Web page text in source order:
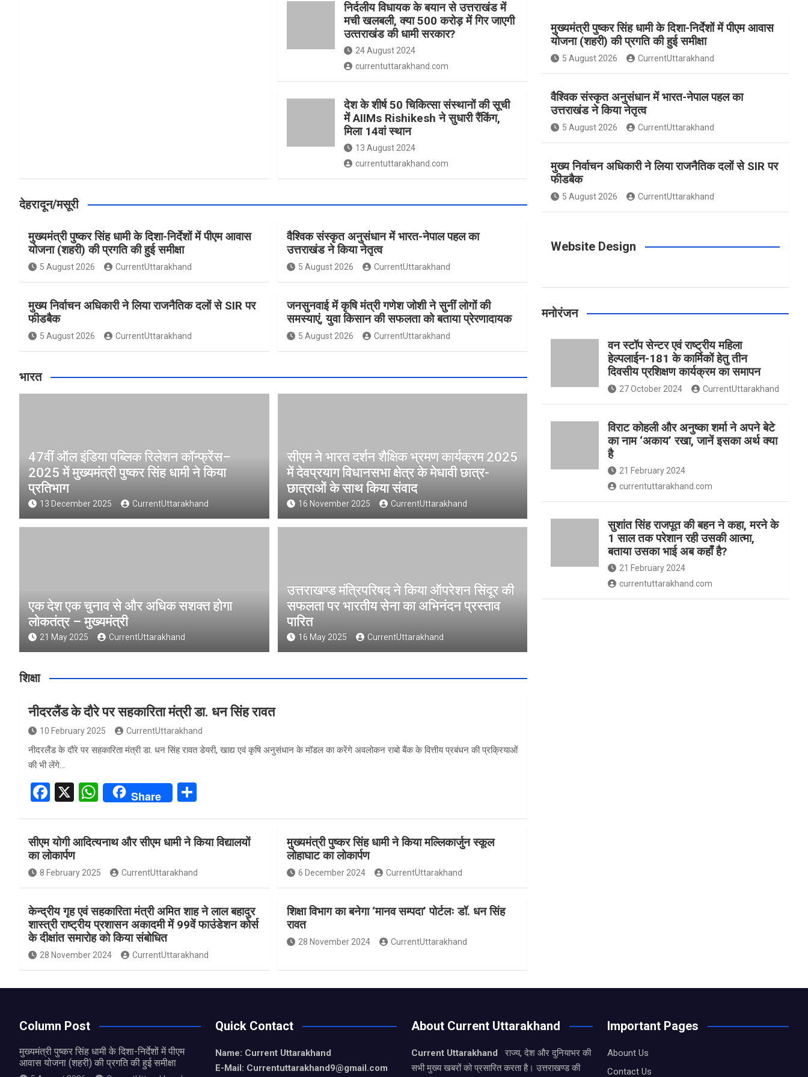
निर्दलीय विधायक के बयान से उत्तराखंड में
मची खलबली, क्‍या 500 करोड़ में गिर जाएगी
उत्‍तराखंड की धामी सरकार?
24 August 2024
currentuttarakhand.com
देश के शीर्ष 50 चिकित्सा संस्थानों की सूची
में AIIMs Rishikesh ने सुधारी रैंकिंग,
मिला 14वां स्थान
13 August 2024
currentuttarakhand.com
देहरादून/मसूरी
मुख्यमंत्री पुष्कर सिंह धामी के दिशा-निर्देशों में पीएम आवास
योजना (शहरी) की प्रगति की हुई समीक्षा
5 August 2026 CurrentUttarakhand
वैश्विक संस्कृत अनुसंधान में भारत-नेपाल पहल का
उत्तराखंड ने किया नेतृत्व
5 August 2026 CurrentUttarakhand
मुख्य निर्वाचन अधिकारी ने लिया राजनैतिक दलों से SIR पर
फीडबैक
5 August 2026 CurrentUttarakhand
जनसुनवाई में कृषि मंत्री गणेश जोशी ने सुनीं लोगों की
समस्याएं, युवा किसान की सफलता को बताया प्रेरणादायक
5 August 2026 CurrentUttarakhand
भारत
47वीं ऑल इंडिया पब्लिक रिलेशन कॉन्फ्रेंस–
2025 में मुख्यमंत्री पुष्कर सिंह धामी ने किया
प्रतिभाग
13 December 2025 CurrentUttarakhand
सीएम ने भारत दर्शन शैक्षिक भ्रमण कार्यक्रम 2025
में देवप्रयाग विधानसभा क्षेत्र के मेधावी छात्र-
छात्राओं के साथ किया संवाद
16 November 2025 CurrentUttarakhand
एक देश एक चुनाव से और अधिक सशक्त होगा
लोकतंत्र – मुख्यमंत्री
21 May 2025 CurrentUttarakhand
उत्तराखण्ड मंत्रिपरिषद ने किया ऑपरेशन सिंदूर की
सफलता पर भारतीय सेना का अभिनंदन प्रस्ताव
पारित
16 May 2025 CurrentUttarakhand
शिक्षा
नीदरलैंड के दौरे पर सहकारिता मंत्री डा. धन सिंह रावत
10 February 2025 CurrentUttarakhand
नीदरलैंड के दौरे पर सहकारिता मंत्री डा. धन सिंह रावत डेयरी, खाद्य एवं कृषि अनुसंधान के मॉडल का करेंगे अवलोकन राबो बैंक के वित्तीय प्रबंधन की प्रक्रियाओं
की भी लेंगे…
F
ce
b
o
o
k
X
W
s
A
p
p
Share
ar
e
सीएम योगी आदित्यनाथ और सीएम धामी ने किया विद्यालयों
का लोकार्पण
8 February 2025 CurrentUttarakhand
मुख्यमंत्री पुष्कर सिंह धामी ने किया मल्लिकार्जुन स्कूल
लोहाघाट का लोकार्पण
6 December 2024 CurrentUttarakhand
केन्द्रीय गृह एवं सहकारिता मंत्री अमित शाह ने लाल बहादुर
शास्त्री राष्ट्रीय प्रशासन अकादमी में 99वें फाउंडेशन कोर्स
के दीक्षांत समारोह को किया संबोधित
28 November 2024 CurrentUttarakhand
शिक्षा विभाग का बनेगा ‘मानव सम्पदा’ पोर्टलः डॉ. धन सिंह
रावत
28 November 2024 CurrentUttarakhand
e
b
o
o
t
a
g
r
t
e
e
t
r
u
e
मुख्यमंत्री पुष्कर सिंह धामी के दिशा-निर्देशों में पीएम आवास
योजना (शहरी) की प्रगति की हुई समीक्षा
5 August 2026 CurrentUttarakhand
वैश्विक संस्कृत अनुसंधान में भारत-नेपाल पहल का
उत्तराखंड ने किया नेतृत्व
5 August 2026 CurrentUttarakhand
मुख्य निर्वाचन अधिकारी ने लिया राजनैतिक दलों से SIR पर
फीडबैक
5 August 2026 CurrentUttarakhand
Website Design
मनोरंजन
वन स्टॉप सेन्टर एवं राष्ट्रीय महिला
हेल्पलाईन-181 के कार्मिकों हेतु तीन
दिवसीय प्रशिक्षण कार्यक्रम का समापन
27 October 2024 CurrentUttarakhand
विराट कोहली और अनुष्का शर्मा ने अपने बेटे
का नाम ‘अकाय’ रखा, जानें इसका अर्थ क्‍या
है
21 February 2024
currentuttarakhand.com
सुशांत सिंह राजपूत की बहन ने कहा, मरने के
1 साल तक परेशान रही उसकी आत्मा,
बताया उसका भाई अब कहाँ है?
21 February 2024
currentuttarakhand.com
Column Post
मुख्यमंत्री पुष्कर सिंह धामी के दिशा-निर्देशों में पीएम
आवास योजना (शहरी) की प्रगति की हुई समीक्षा
Quick Contact
Name: Current Uttarakhand
E-Mail: Currentuttarakhand9@gmail.com
About Current Uttarakhand
Current Uttarakhand
राज्य, देश और दुनियाभर की
सभी मुख्य खबरों को प्रसारित करता है। उत्तराखण्ड की
Important Pages
Abount Us
Contact Us